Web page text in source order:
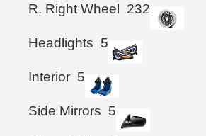
R. Right Wheel 232
Headlights 5
Interior 5
Side Mirrors 5